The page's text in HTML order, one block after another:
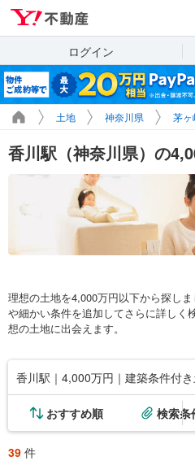
ログイン
土地 神奈川県 茅ヶ
香川駅（神奈川県）の
理想の土地を4,000万円以下から探し
や細かい条件を追加してさらに詳しく
想の土地に出会えます。
香川駅｜4,000万円｜建築条件付
おすすめ順 検索条
39 件